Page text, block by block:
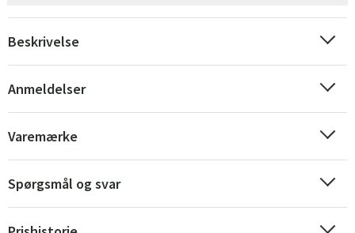
Beskrivelse
Anmeldelser
Varemærke
Spørgsmål og svar